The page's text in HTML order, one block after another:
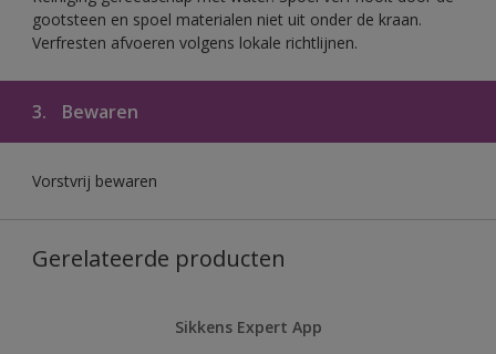
gootsteen en spoel materialen niet uit onder de kraan.
Verfresten afvoeren volgens lokale richtlijnen.
3. Bewaren
Vorstvrij bewaren
Gerelateerde producten
Sikkens Expert App